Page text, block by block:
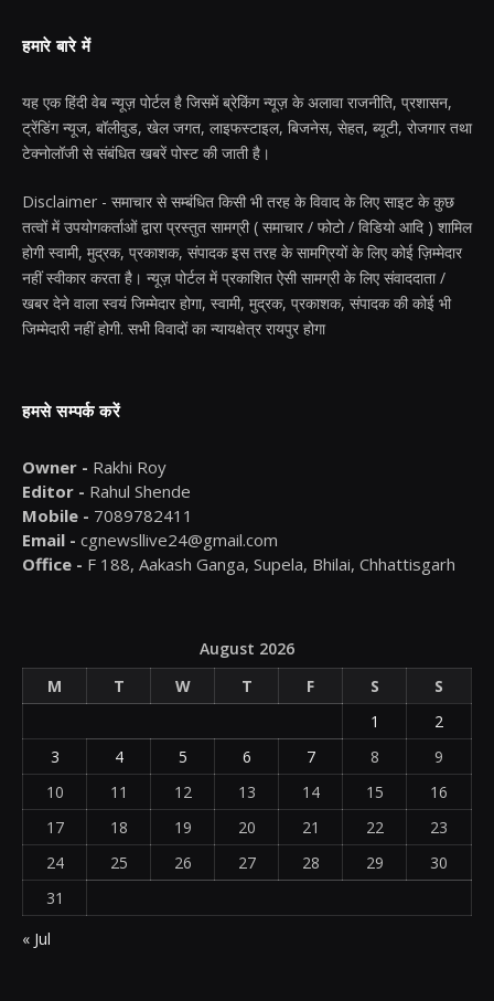
हमारे बारे में
यह एक हिंदी वेब न्यूज़ पोर्टल है जिसमें ब्रेकिंग न्यूज़ के अलावा राजनीति, प्रशासन,
ट्रेंडिंग न्यूज, बॉलीवुड, खेल जगत, लाइफस्टाइल, बिजनेस, सेहत, ब्यूटी, रोजगार तथा
टेक्नोलॉजी से संबंधित खबरें पोस्ट की जाती है।
Disclaimer - समाचार से सम्बंधित किसी भी तरह के विवाद के लिए साइट के कुछ
तत्वों में उपयोगकर्ताओं द्वारा प्रस्तुत सामग्री ( समाचार / फोटो / विडियो आदि ) शामिल
होगी स्वामी, मुद्रक, प्रकाशक, संपादक इस तरह के सामग्रियों के लिए कोई ज़िम्मेदार
नहीं स्वीकार करता है। न्यूज़ पोर्टल में प्रकाशित ऐसी सामग्री के लिए संवाददाता /
खबर देने वाला स्वयं जिम्मेदार होगा, स्वामी, मुद्रक, प्रकाशक, संपादक की कोई भी
जिम्मेदारी नहीं होगी. सभी विवादों का न्यायक्षेत्र रायपुर होगा
हमसे सम्पर्क करें
Owner - Rakhi Roy
Editor - Rahul Shende
Mobile - 7089782411
Email - cgnewsllive24@gmail.com
Office - F 188, Aakash Ganga, Supela, Bhilai, Chhattisgarh
August 2026
M
T W T F S
S
1
2
3
4 5 6 7 8
9
10
11 12 13 14 15
16
17
18 19 20 21 22
23
24
25 26 27 28 29
30
31
« Jul